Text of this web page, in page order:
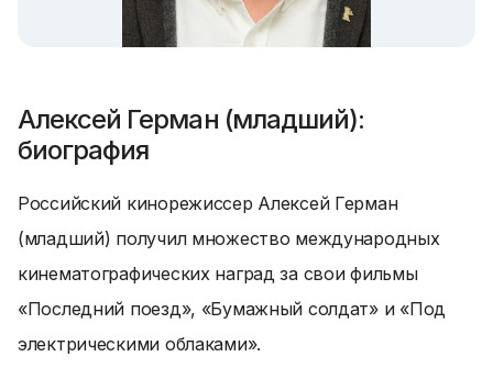
Алексей Герман (младший):
биография
Российский кинорежиссер Алексей Герман
(младший) получил множество международных
кинематографических наград за свои фильмы
«Последний поезд», «Бумажный солдат» и «Под
электрическими облаками».